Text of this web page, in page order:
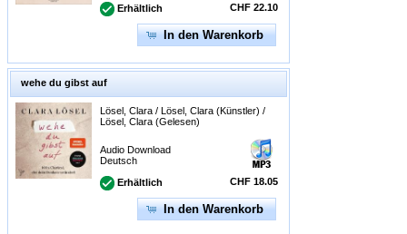
Erhältlich CHF 22.10
In den Warenkorb
wehe du gibst auf
Lösel, Clara / Lösel, Clara (Künstler) /
Lösel, Clara (Gelesen)
Audio Download
Deutsch
Erhältlich CHF 18.05
In den Warenkorb